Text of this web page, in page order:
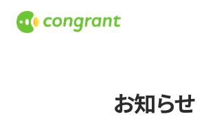
お知らせ